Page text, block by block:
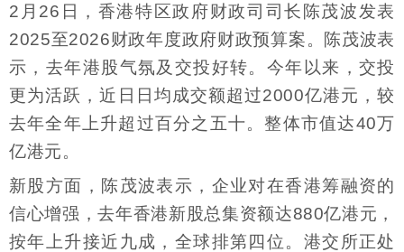
2月26日，香港特区政府财政司司长陈茂波发表
2025至2026财政年度政府财政预算案。陈茂波表
示，去年港股气氛及交投好转。今年以来，交投
更为活跃，近日日均成交额超过2000亿港元，较
去年全年上升超过百分之五十。整体市值达40万
亿港元。
新股方面，陈茂波表示，企业对在香港筹融资的
信心增强，去年香港新股总集资额达880亿港元，
按年上升接近九成，全球排第四位。港交所正处